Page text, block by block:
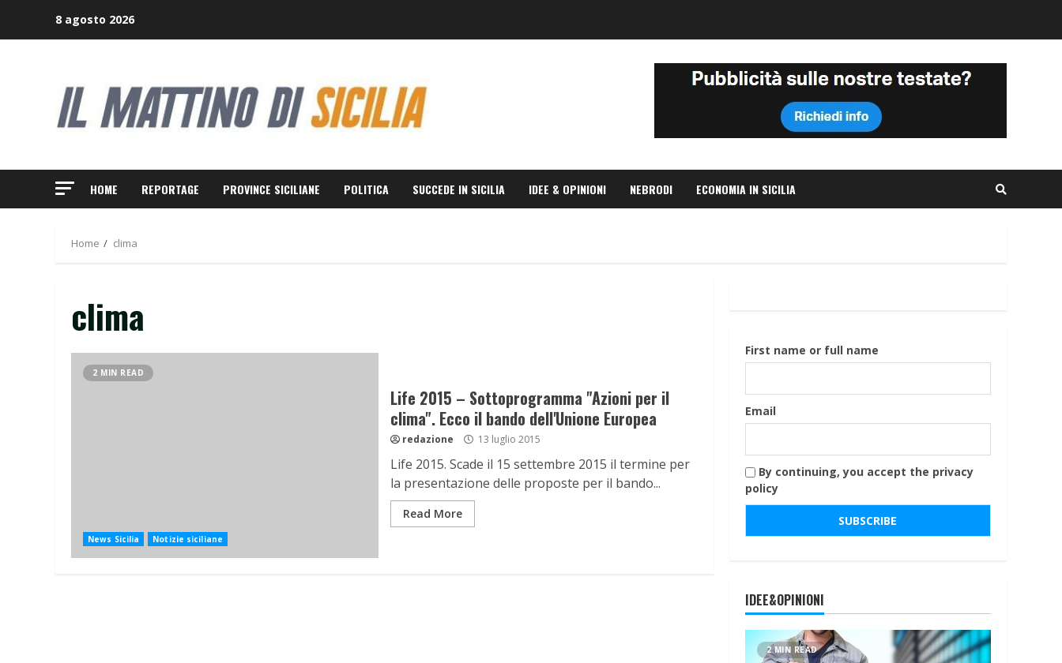
8 agosto 2026
HOME REPORTAGE PROVINCE SICILIANE POLITICA SUCCEDE IN SICILIA IDEE & OPINIONI NEBRODI ECONOMIA IN SICILIA
Home clima
clima
2 MIN READ
News Sicilia Notizie siciliane
Life 2015 – Sottoprogramma "Azioni per il
clima". Ecco il bando dell'Unione Europea
redazione 13 luglio 2015
Life 2015. Scade il 15 settembre 2015 il termine per
la presentazione delle proposte per il bando...
Read More
First name or full name
Email
By continuing, you accept the privacy
policy
IDEE&OPINIONI
2 MIN READ